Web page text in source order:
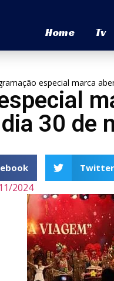
Home Tv
especial marca
30 de
Twitter
2024